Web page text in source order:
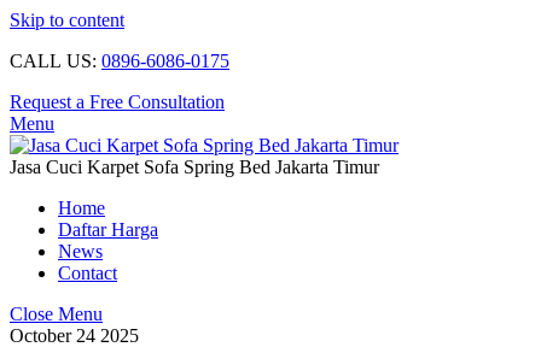
Skip to content
CALL US: 0896-6086-0175
Request a Free Consultation
Menu
Jasa Cuci Karpet Sofa Spring Bed Jakarta Timur
Home
Daftar Harga
News
Contact
Close Menu
October 24 2025